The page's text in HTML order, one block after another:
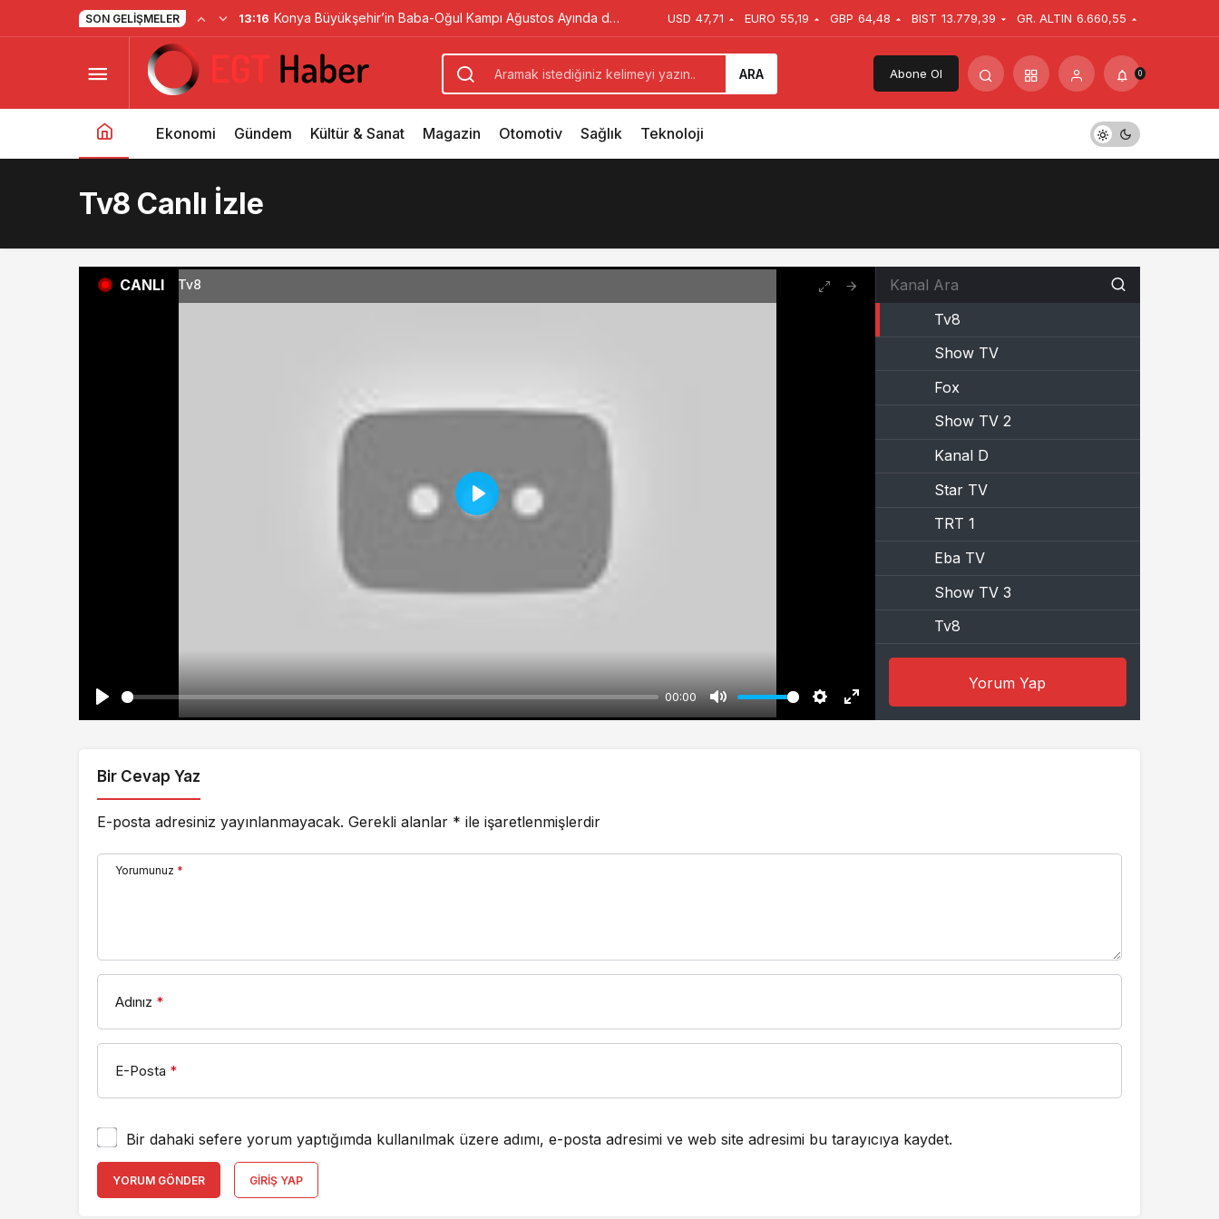
SON GELIŞMELER 13:16 Konya Büyükşehir’in Baba-Oğul Kampı Ağustos Ayında da
Devam Edecek
USD 47,71 EURO 55,19 GBP 64,48 BIST 13.779,39 GR. ALTIN 6.660,55
ARA Abone Ol 0
Ekonomi Gündem Kültür & Sanat Magazin Otomotiv Sağlık Teknoloji
Tv8 Canlı İzle
CANLI Tv8
Play
00:00
Mute Settings
Enter
Play
Tv8
Show TV
Fox
Show TV 2
Kanal D
Star TV
TRT 1
Eba TV
Show TV 3
Tv8
Kanal D 3
Yorum Yap
Bir Cevap Yaz
E-posta adresiniz yayınlanmayacak. Gerekli alanlar * ile işaretlenmişlerdir
Yorumunuz *
Adınız *
E-Posta *
Bir dahaki sefere yorum yaptığımda kullanılmak üzere adımı, e-posta adresimi ve web site adresimi bu tarayıcıya kaydet.
YORUM GÖNDER GIRIŞ YAP